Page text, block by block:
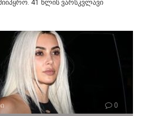
41 წლის ვარსკვლავი
0